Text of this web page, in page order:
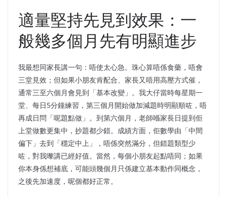
適量堅持先見到效果：一
般幾多個月先有明顯進步
我最想同家長講一句：唔使太心急。珠心算唔係食藥，唔會
三堂見效；但如果小朋友肯配合、家長又唔用高壓方式催，
通常三至六個月會見到「基本改變」。我大仔當時每星期一
堂、每日5分鐘練習，第三個月開始做加減題時明顯順咗，唔
再成日問「呢題點做」。到第六個月，老師喺家長日提到佢
上堂做數更集中，抄題都少錯。成績方面，佢數學由「中間
偏下」去到「穩定中上」，唔係突然滿分，但錯題類型少
咗，對我嚟講已經好值。當然，每個小朋友起點唔同；如果
你本身係想補底，可能頭幾個月只係建立基本動作同概念，
之後先加速度，呢個都好正常。